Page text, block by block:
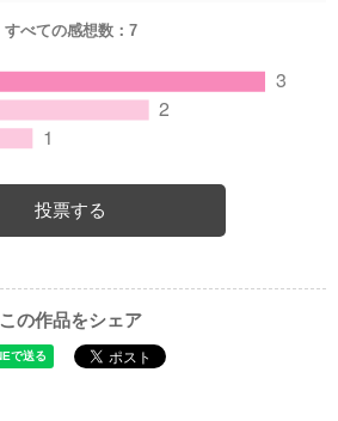
すべての感想数： 7
投票する
この作品をシェア